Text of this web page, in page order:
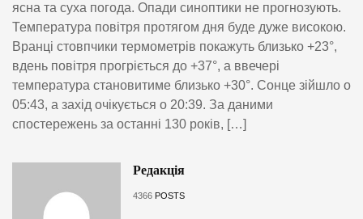
ясна та суха погода. Опади синоптики не прогнозують.
Температура повітря протягом дня буде дуже високою.
Вранці стовпчики термометрів покажуть близько +23°,
вдень повітря прогріється до +37°, а ввечері
температура становитиме близько +30°. Сонце зійшло о
05:43, а захід очікується о 20:39. За даними
спостережень за останні 130 років, […]
Редакція
4366 POSTS